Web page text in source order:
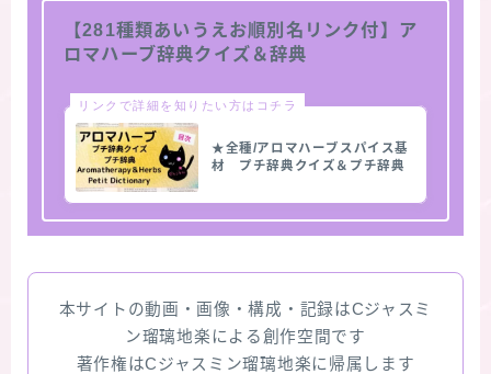
【281種類あいうえお順別名リンク付】ア
ロマハーブ辞典クイズ＆辞典
リンクで詳細を知りたい方はコチラ
★全種/アロマハーブスパイス基
材 プチ辞典クイズ＆プチ辞典
本サイトの動画・画像・構成・記録はCジャスミ
ン瑠璃地楽による創作空間です
著作権はCジャスミン瑠璃地楽に帰属します